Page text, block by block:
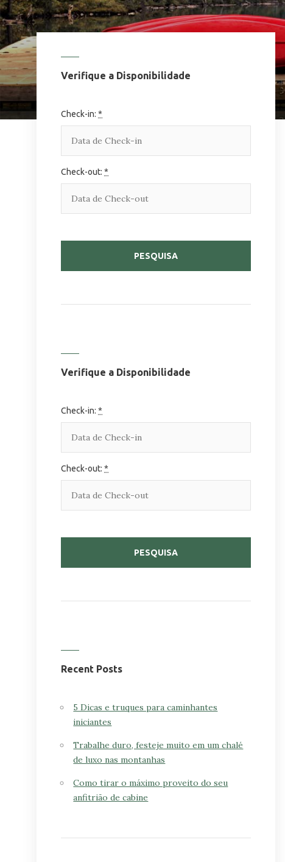
Verifique a Disponibilidade
Check-in: *
Check-out: *
Verifique a Disponibilidade
Check-in: *
Check-out: *
Recent Posts
5 Dicas e truques para caminhantes
iniciantes
Trabalhe duro, festeje muito em um chalé
de luxo nas montanhas
Como tirar o máximo proveito do seu
anfitrião de cabine